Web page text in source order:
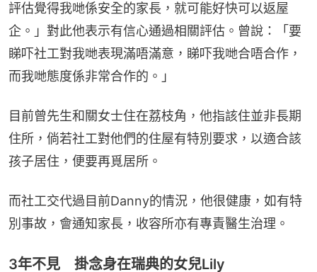
評估覺得我哋係安全的家長，就可能好快可以返屋
企。」對此他表示有信心通過相關評估。曾說：「要
睇吓社工對我哋表現滿唔滿意，睇吓我哋合唔合作，
而我哋態度係非常合作的。」
目前曾先生和關女士住在荔枝角，他指該住並非長期
住所，倘若社工對他們的住屋有特別要求，以適合該
孩子居住，便要再覓居所。
而社工交代過目前Danny的情況，他很健康，如有特
別事故，會通知家長，收容所亦有專責醫生治理。
3年不見 掛念身在瑞典的女兒Lily